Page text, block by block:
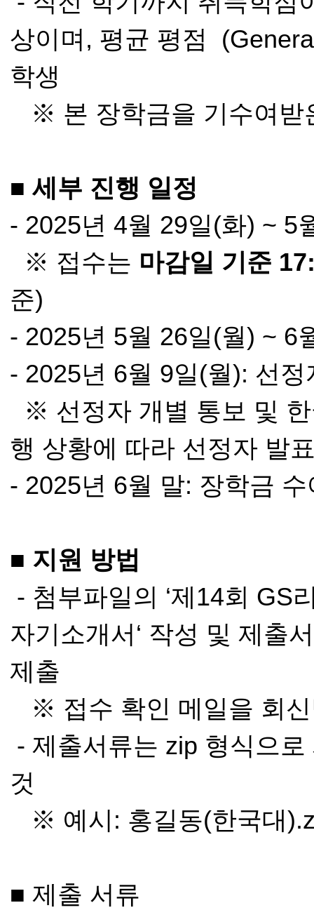
상이며, 평균 평점
학생
※ 본 장학금을 기수여받
■ 세부 진행 일정
- 2025년 4월 29일(화) ~ 5
※ 접수는 마감일 기준
준)
- 2025년 5월 26일(월) ~ 6
- 2025년 6월 9일(월): 선
※ 선정자 개별 통보 및
행 상황에 따라 선정자 발
- 2025년 6월 말: 장학금
■ 지원 방법
- 첨부파일의 ‘제14회 GS
자기소개서‘ 작성 및 제출
제출
※ 접수 확인 메일을 회신
- 제출서류는 zip 형식으
것
※ 예시: 홍길동(한국대
■ 제출 서류